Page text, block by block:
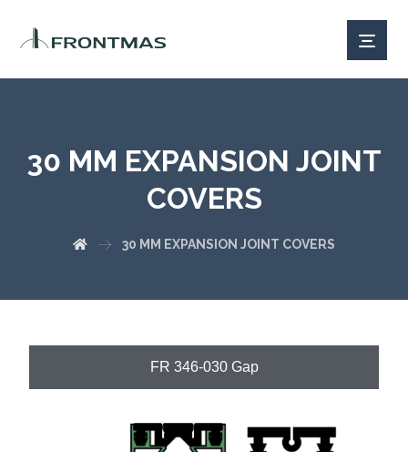
30 MM EXPANSION JOINT
COVERS
30 MM EXPANSION JOINT COVERS
FR 346-030 Gap